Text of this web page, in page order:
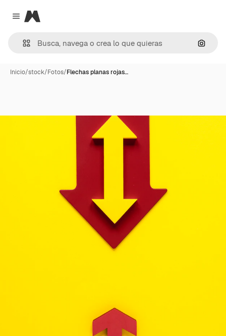
Close menu
Magnific
Inicio/stock/Fotos/Flechas planas rojas…